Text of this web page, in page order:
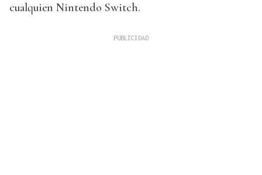
cualquien Nintendo Switch.